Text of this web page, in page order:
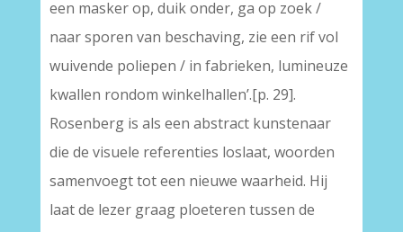
een masker op, duik onder, ga op zoek /
naar sporen van beschaving, zie een rif vol
wuivende poliepen / in fabrieken, lumineuze
kwallen rondom winkelhallen’.[p. 29].
Rosenberg is als een abstract kunstenaar
die de visuele referenties loslaat, woorden
samenvoegt tot een nieuwe waarheid. Hij
laat de lezer graag ploeteren tussen de